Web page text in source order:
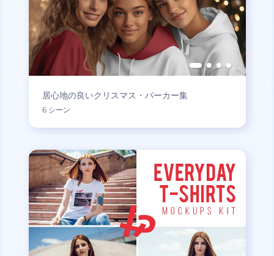
居心地の良いクリスマス・パーカー集
6 シーン